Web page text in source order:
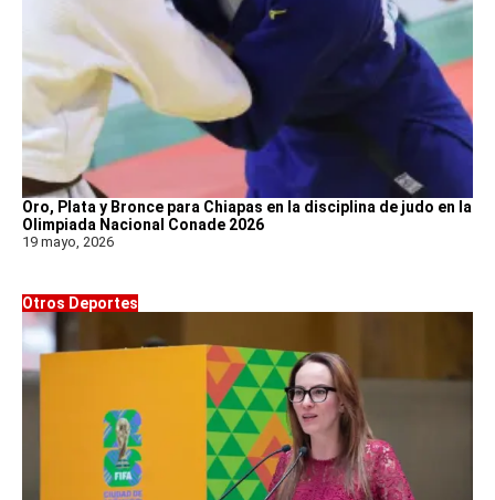
Oro, Plata y Bronce para Chiapas en la disciplina de judo en la
Olimpiada Nacional Conade 2026
19 mayo, 2026
Otros Deportes